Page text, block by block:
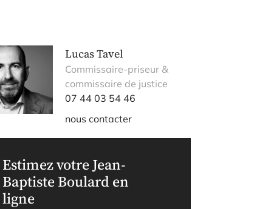
Lucas Tavel
Commissaire-priseur &
commissaire de justice
07 44 03 54 46
nous contacter
Estimez votre Jean-
Baptiste Boulard en
ligne